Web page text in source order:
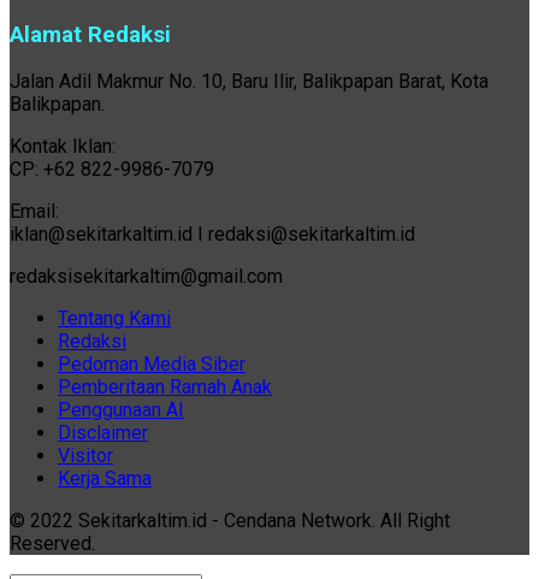
Alamat Redaksi
Jalan Adil Makmur No. 10, Baru Ilir, Balikpapan Barat, Kota
Balikpapan.
Kontak Iklan:
CP: +62 822-9986-7079
Email:
iklan@sekitarkaltim.id I redaksi@sekitarkaltim.id
redaksisekitarkaltim@gmail.com
Tentang Kami
Redaksi
Pedoman Media Siber
Pemberitaan Ramah Anak
Penggunaan AI
Disclaimer
Visitor
Kerja Sama
© 2022 Sekitarkaltim.id - Cendana Network. All Right
Reserved.